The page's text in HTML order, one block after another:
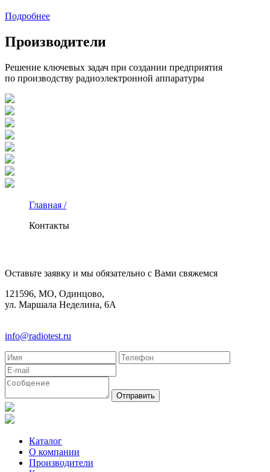
Подробнее
Производители
Решение ключевых задач при создании предприятия
по производству радиоэлектронной аппаратуры
Главная /
Контакты
Оставьте заявку и мы обязательно с Вами свяжемся
121596, МО, Одинцово,
ул. Маршала Неделина, 6А
info@radiotest.ru
Каталог
О компании
Производители